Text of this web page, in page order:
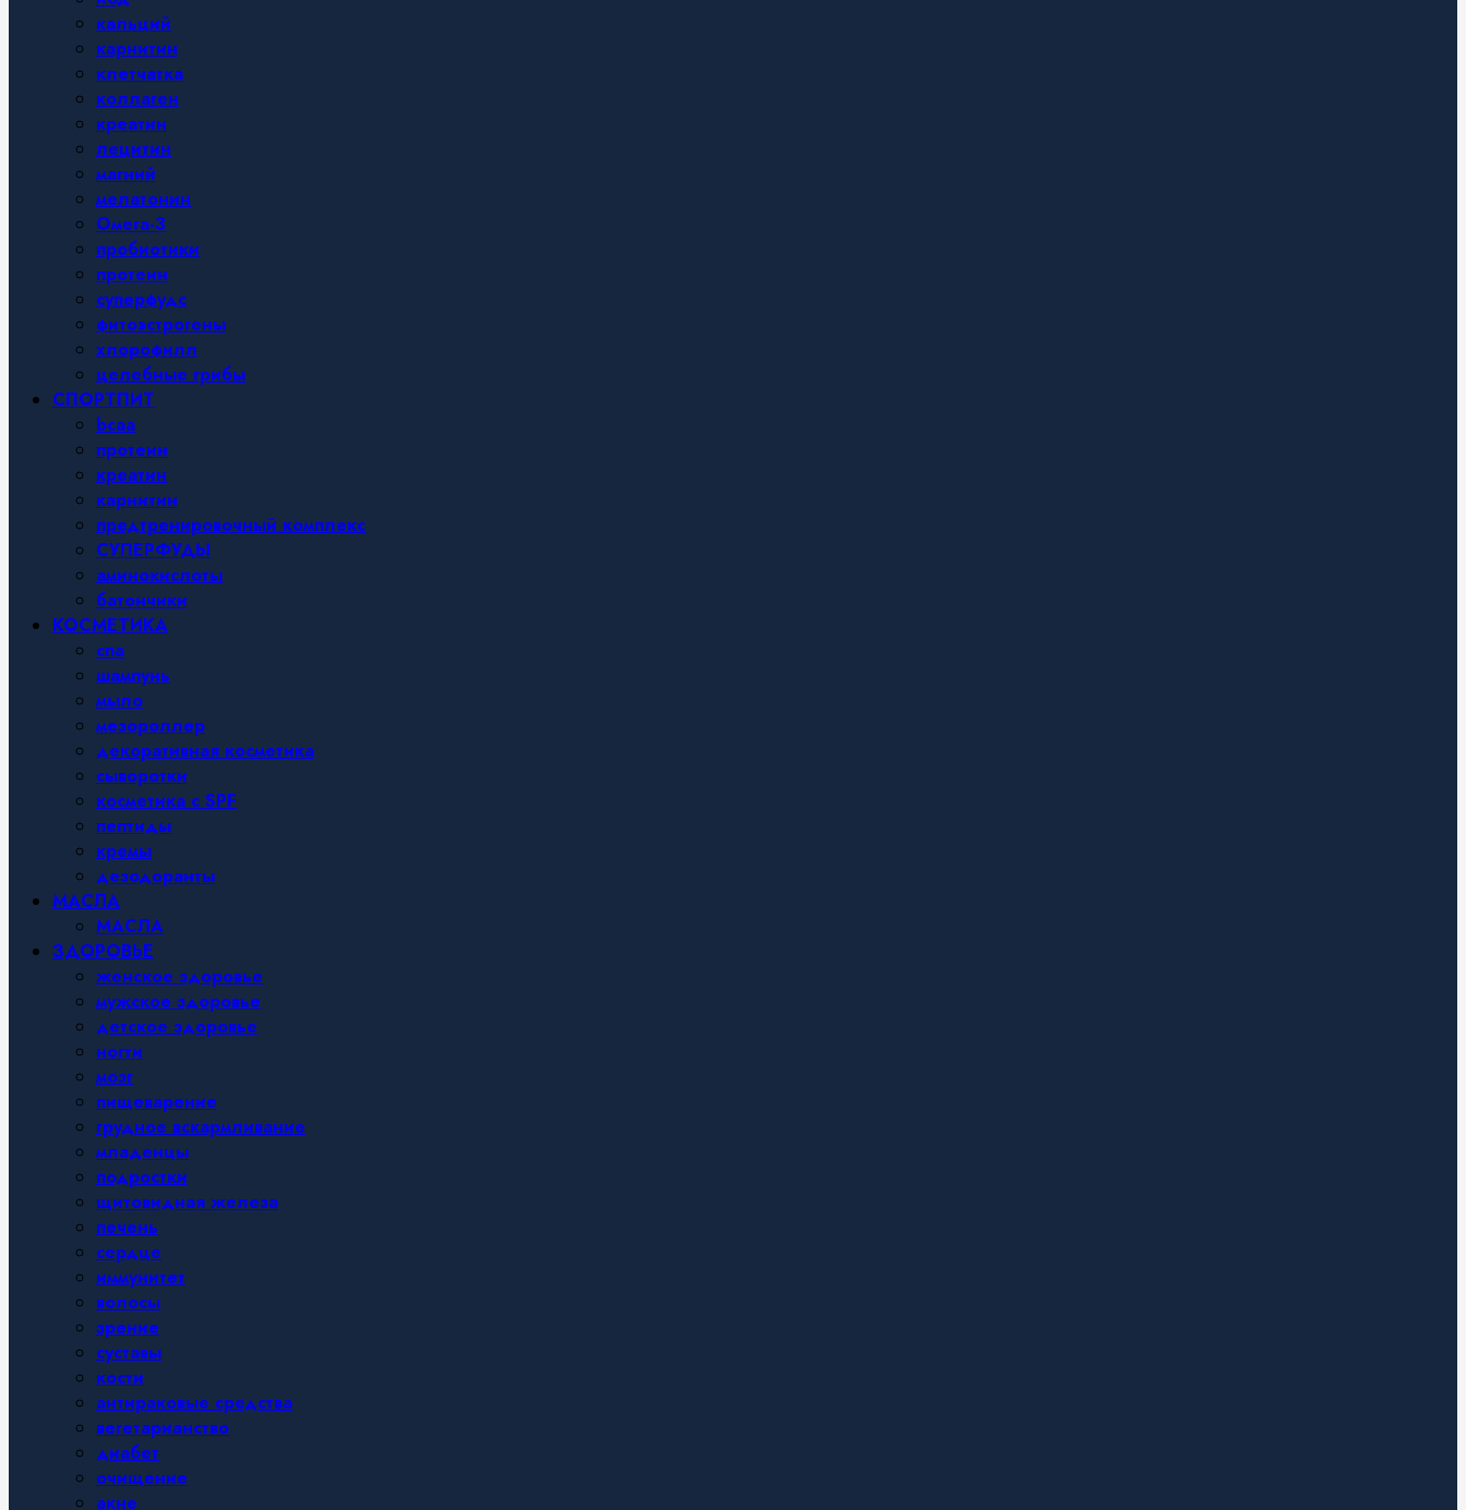
кальций
карнитин
клетчатка
коллаген
креатин
лецитин
магний
мелатонин
Омега-3
пробиотики
протеин
суперфудс
фитоэстрогены
хлорофилл
целебные грибы
СПОРТПИТ
bcaa
протеин
креатин
карнитин
предтренировочный комплекс
СУПЕРФУДЫ
аминокислоты
батончики
КОСМЕТИКА
спа
шампунь
мыло
мезороллер
декоративная косметика
сыворотки
косметика с SPF
пептиды
кремы
дезодоранты
МАСЛА
МАСЛА
ЗДОРОВЬЕ
женское здоровье
мужское здоровье
детское здоровье
ногти
мозг
пищеварение
грудное вскармливание
младенцы
подростки
щитовидная железа
печень
сердце
иммунитет
волосы
зрение
суставы
кости
антираковые средства
вегетарианство
диабет
очищение
акне